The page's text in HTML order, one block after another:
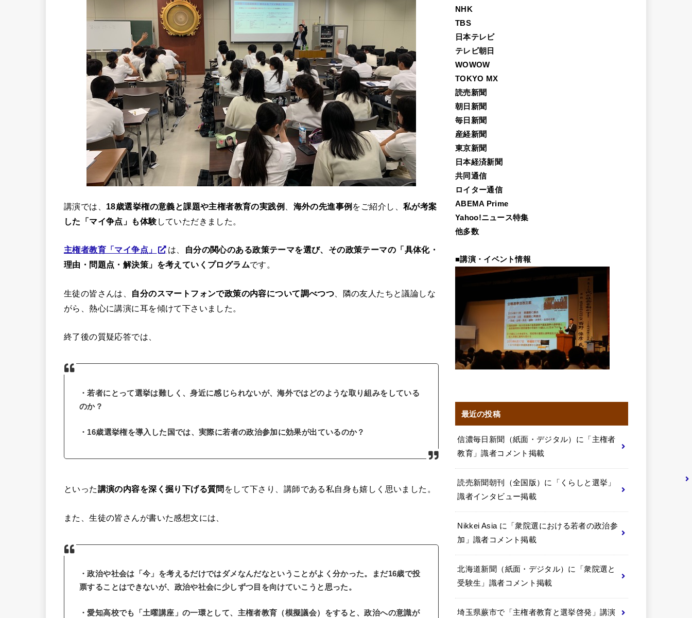
講演では、 18歳選挙権の意義と課題や主権者教育の実践例 海外の先進事例 をご紹介し、 私が考案
した「マイ争点」も体験していただきました。
主権者教育「マイ争点」 は、
自分の関心のある政策テーマを選び、その政策テーマの「具体化・
理由・問題点・解決策」を考えていくプログラムです。
生徒の皆さんは、 自分のスマートフォンで政策の内容について調べつつ 、隣の友人たちと議論しな
がら、熱心に講演に耳を傾けて下さいました。
終了後の質疑応答では、
・若者にとって選挙は難しく、身近に感じられないが、海外ではどのような取り組みをしている
のか？
・16歳選挙権を導入した国では、実際に若者の政治参加に効果が出ているのか？
といった講演の内容を深く掘り下げる質問 をして下さり、講師である私自身も嬉しく思いました。
また、生徒の皆さんが書いた感想文には、
・政治や社会は「今」を考えるだけではダメなんだなということがよく分かった。まだ16歳で投
票することはできないが、政治や社会に少しずつ目を向けていこうと思った。
・愛知高校でも「土曜講座」の一環として、主権者教育（模擬議会）をすると、政治への意識が
NHK
TBS
日本テレビ
テレビ朝日
WOWOW
TOKYO MX
読売新聞
朝日新聞
毎日新聞
産経新聞
東京新聞
日本経済新聞
共同通信
ロイター通信
ABEMA Prime
Yahoo!ニュース特集
他多数
■講演・イベント情報
最近の投稿
信濃毎日新聞（紙面・デジタル）に「主権者
教育」識者コメント掲載
読売新聞朝刊（全国版）に「くらしと選挙」
識者インタビュー掲載
Nikkei Asia に「衆院選における若者の政治参
加」識者コメント掲載
北海道新聞（紙面・デジタル）に「衆院選と
受験生」識者コメント掲載
埼玉県蕨市で「主権者教育と選挙啓発」講演